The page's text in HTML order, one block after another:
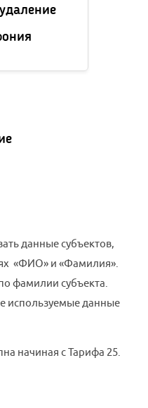
данные субъектов,
«ФИО» и «Фамилия».
фамилии субъекта.
используемые данные
начиная с Тарифа 25.